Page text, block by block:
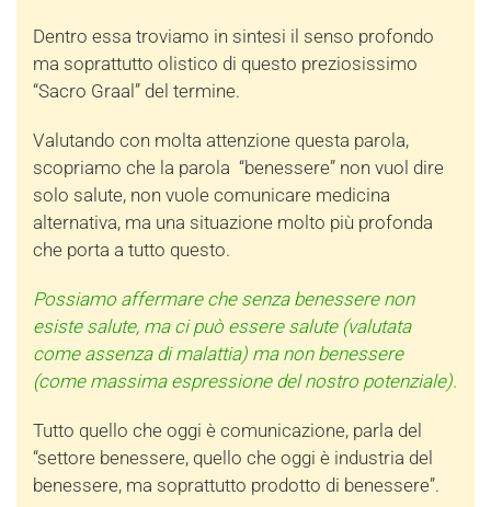
Dentro essa troviamo in sintesi il senso profondo
ma soprattutto olistico di questo preziosissimo
“Sacro Graal” del termine.
Valutando con molta attenzione questa parola,
scopriamo che la parola “benessere” non vuol dire
solo salute, non vuole comunicare medicina
alternativa, ma una situazione molto più profonda
che porta a tutto questo.
Possiamo affermare che senza benessere non
esiste salute, ma ci può essere salute (valutata
come assenza di malattia) ma non benessere
(come massima espressione del nostro potenziale).
Tutto quello che oggi è comunicazione, parla del
“settore benessere, quello che oggi è industria del
benessere, ma soprattutto prodotto di benessere”.